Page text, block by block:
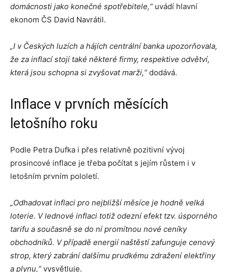
domácnosti jako konečné spotřebitele,“uvádí hlavní
ekonom ČS David Navrátil.
„I v Českých luzích a hájích centrální banka upozorňovala,
že za inflací stojí také některé firmy, respektive odvětví,
která jsou schopna si zvyšovat marži,“dodává.
Inflace v prvních měsících
letošního roku
Podle Petra Dufka i přes relativně pozitivní vývoj
prosincové inflace je třeba počítat s jejím růstem i v
letošním prvním pololetí.
„Odhadovat inflaci pro nejbližší měsíce je hodně velká
loterie. V lednové inflaci totiž odezní efekt tzv. úsporného
tarifu a současně se do ní promítnou nové ceníky
obchodníků. V případě energií naštěstí zafunguje cenový
strop, který zabrání dalšímu prudkému zdražení elektřiny
a plynu,“vysvětluje.